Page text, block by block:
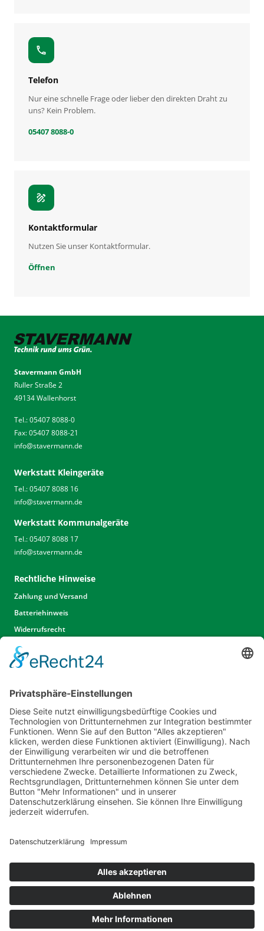
call
Telefon
Nur eine schnelle Frage oder lieber den direkten Draht zu
uns? Kein Problem.
05407 8088-0
draw
Kontaktformular
Nutzen Sie unser Kontaktformular.
Öffnen
Stavermann GmbH
Ruller Straße 2
49134 Wallenhorst
Tel.: 05407 8088-0
Fax: 05407 8088-21
info@stavermann.de
Werkstatt Kleingeräte
Tel.: 05407 8088 16
info@stavermann.de
Werkstatt Kommunalgeräte
Tel.: 05407 8088 17
info@stavermann.de
Rechtliche Hinweise
Zahlung und Versand
Batteriehinweis
Widerrufsrecht
Widerrufsrecht Dienstleistungen
AGB
Unsere Website
Unser Angebot
Service
Standorte
Karriere
Events & Termine
Kontakt
Kommunal- & Profitechnik
Cookie